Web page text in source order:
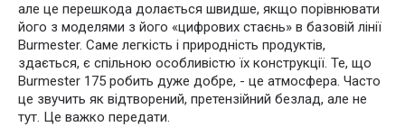
але це перешкода долається швидше, якщо порівнювати
його з моделями з його «цифрових стаєнь» в базовій лінії
Burmester. Саме легкість і природність продуктів,
здається, є спільною особливістю їх конструкції. Те, що
Burmester 175 робить дуже добре, - це атмосфера. Часто
це звучить як відтворений, претензійний безлад, але не
тут. Це важко передати.